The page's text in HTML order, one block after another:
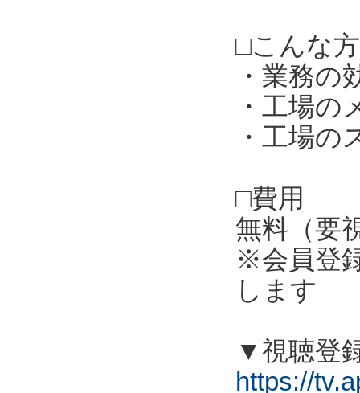
□こんな
・業務の
・工場の
・工場
□費用
無料（要
※会員登
します
▼視聴登
https://